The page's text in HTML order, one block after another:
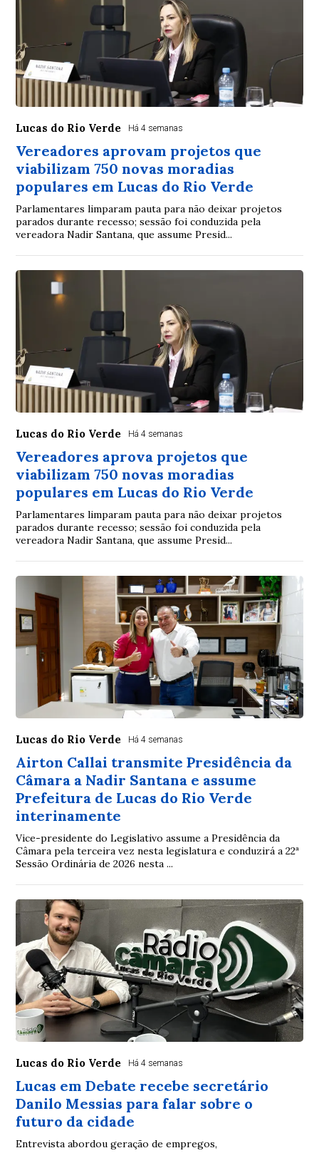
Lucas do Rio Verde Há 4 semanas
Vereadores aprovam projetos que
viabilizam 750 novas moradias
populares em Lucas do Rio Verde
Parlamentares limparam pauta para não deixar projetos
parados durante recesso; sessão foi conduzida pela
vereadora Nadir Santana, que assume Presid...
Lucas do Rio Verde Há 4 semanas
Vereadores aprova projetos que
viabilizam 750 novas moradias
populares em Lucas do Rio Verde
Parlamentares limparam pauta para não deixar projetos
parados durante recesso; sessão foi conduzida pela
vereadora Nadir Santana, que assume Presid...
Lucas do Rio Verde Há 4 semanas
Airton Callai transmite Presidência da
Câmara a Nadir Santana e assume
Prefeitura de Lucas do Rio Verde
interinamente
Vice-presidente do Legislativo assume a Presidência da
Câmara pela terceira vez nesta legislatura e conduzirá a 22ª
Sessão Ordinária de 2026 nesta ...
Lucas do Rio Verde Há 4 semanas
Lucas em Debate recebe secretário
Danilo Messias para falar sobre o
futuro da cidade
Entrevista abordou geração de empregos,